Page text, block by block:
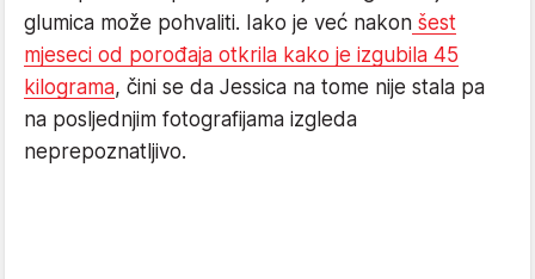
glumica može pohvaliti. Iako je već nakon šest
mjeseci od porođaja otkrila kako je izgubila 45
kilograma, čini se da Jessica na tome nije stala pa
na posljednjim fotografijama izgleda
neprepoznatljivo.